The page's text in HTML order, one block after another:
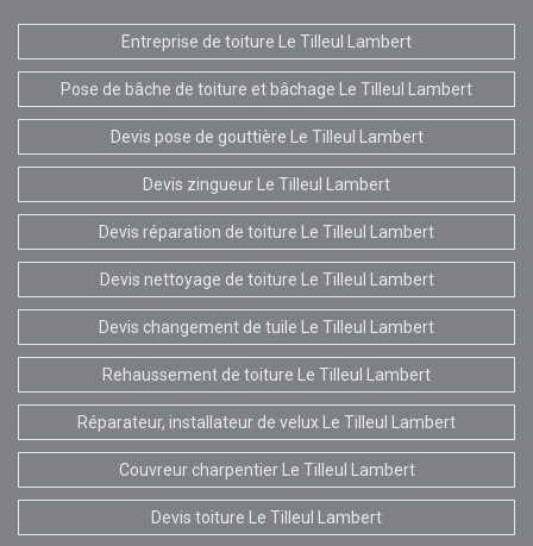
Entreprise de toiture Le Tilleul Lambert
Pose de bâche de toiture et bâchage Le Tilleul Lambert
Devis pose de gouttière Le Tilleul Lambert
Devis zingueur Le Tilleul Lambert
Devis réparation de toiture Le Tilleul Lambert
Devis nettoyage de toiture Le Tilleul Lambert
Devis changement de tuile Le Tilleul Lambert
Rehaussement de toiture Le Tilleul Lambert
Réparateur, installateur de velux Le Tilleul Lambert
Couvreur charpentier Le Tilleul Lambert
Devis toiture Le Tilleul Lambert